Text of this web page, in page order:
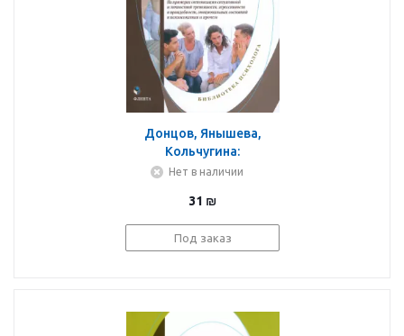
Донцов, Янышева,
Кольчугина:
Естественно-
аутоординационного
подхода как способ
психотерапии личности
Нет в наличии
31 ₪
Под заказ